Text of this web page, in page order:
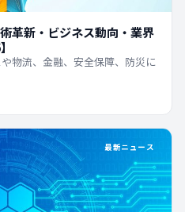
革新・ビジネス動向・業界
物流、金融、安全保障、防災に
最新ニュース